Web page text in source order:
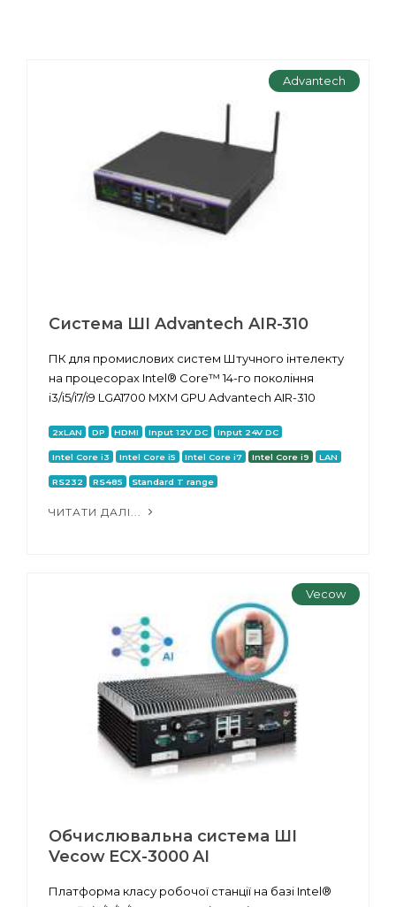
Advantech
Система ШІ Advantech AIR-310
ПК для промислових систем Штучного інтелекту
на процесорах Intel® Core™ 14-го покоління
i3/i5/i7/i9 LGA1700 MXM GPU Advantech AIR-310
2xLAN DP HDMI Input 12V DC Input 24V DC
Intel Core i3 Intel Core i5 Intel Core i7 Intel Core i9 LAN
RS232 RS485 Standard T range
ЧИТАТИ ДАЛІ...
Vecow
Обчислювальна система ШІ
Vecow ECX-3000 AI
Платформа класу робочої станції на базі Intel®